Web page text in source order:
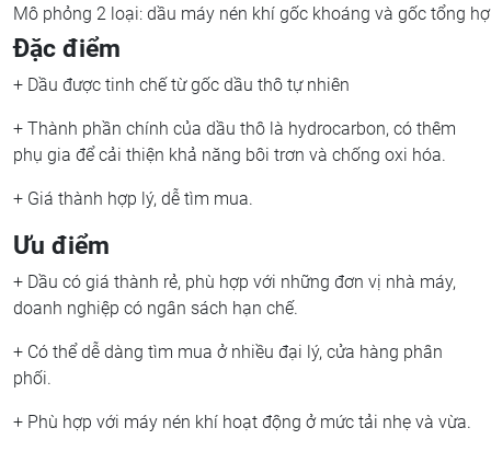
Mô phỏng 2 loại: dầu máy nén khí gốc khoáng và gốc tổng
Đặc điểm
+ Dầu được tinh chế từ gốc dầu thô tự nhiên
+ Thành phần chính của dầu thô là hydrocarbon, có thêm
phụ gia để cải thiện khả năng bôi trơn và chống oxi hóa.
+ Giá thành hợp lý, dễ tìm mua.
Ưu điểm
+ Dầu có giá thành rẻ, phù hợp với những đơn vị nhà máy,
doanh nghiệp có ngân sách hạn chế.
+ Có thể dễ dàng tìm mua ở nhiều đại lý, cửa hàng phân
phối.
+ Phù hợp với máy nén khí hoạt động ở mức tải nhẹ và vừa.